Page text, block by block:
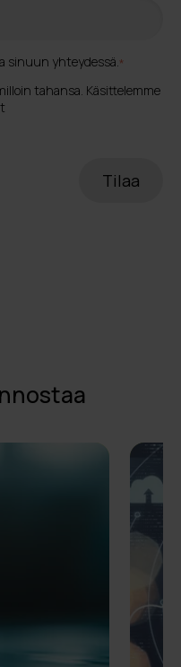
sinuun yhteydessä.*
tahansa. Käsittelemme